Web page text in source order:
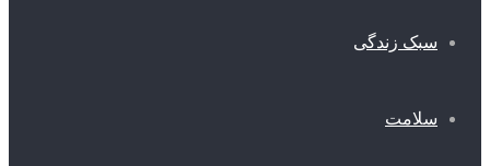
سبک زندگی
سلامت